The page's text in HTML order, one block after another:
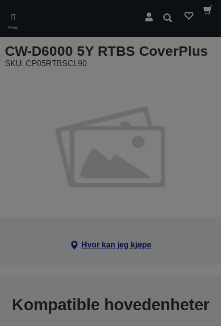
main
content
Meny
Søk
CW-D6000 5Y RTBS CoverPlus
SKU: CP05RTBSCL90
Hvor kan jeg kjøpe
Kompatible hovedenheter